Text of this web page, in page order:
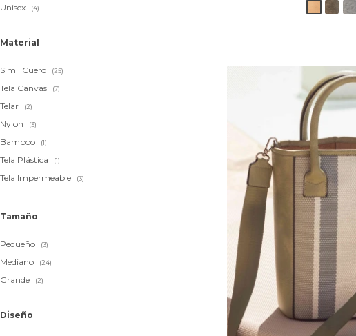
Unisex (4)
Material
Símil Cuero (25)
Tela Canvas (7)
Telar (2)
Nylon (3)
Bamboo (1)
Tela Plástica (1)
Tela Impermeable (3)
Tamaño
Pequeño (3)
Mediano (24)
Grande (2)
Diseño